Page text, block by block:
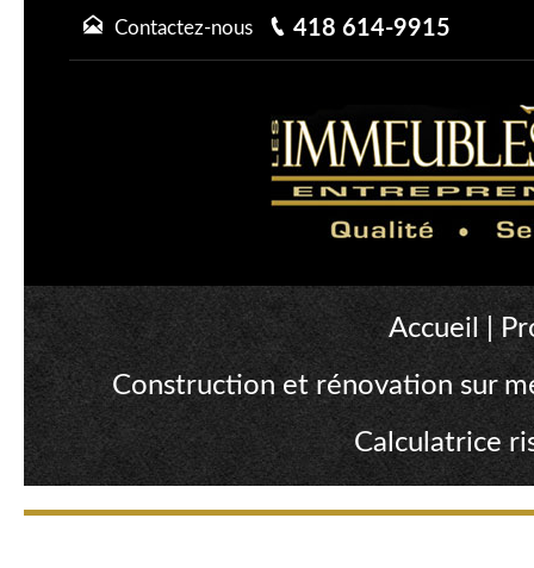
Contactez-nous 418 614-9915
Accueil |
Construction et rénovation sur
Calculatrice